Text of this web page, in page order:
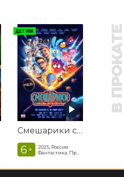
ДЕТЯМ
Смешарики сквозь вселенные
6 +
2025, Россия
В